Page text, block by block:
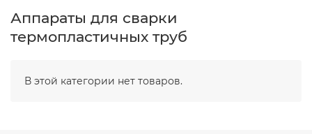
Аппараты для сварки
термопластичных труб
В этой категории нет товаров.